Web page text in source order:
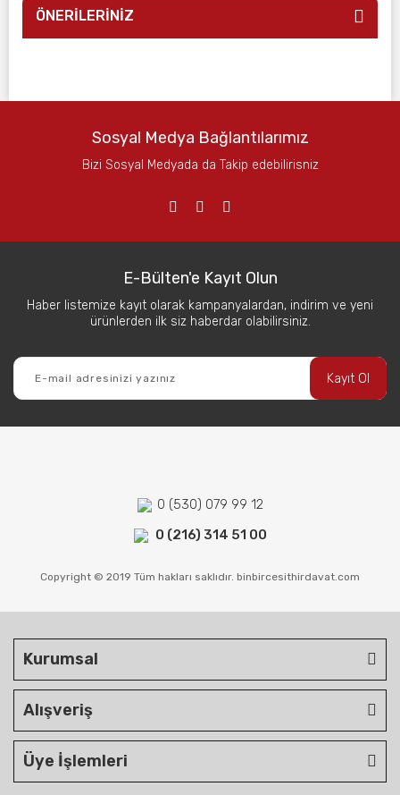
ÖNERİLERİNİZ
Sosyal Medya Bağlantılarımız
Bizi Sosyal Medyada da Takip edebilirisniz
E-Bülten'e Kayıt Olun
Haber listemize kayıt olarak kampanyalardan, indirim ve yeni
ürünlerden ilk siz haberdar olabilirsiniz.
Kayıt Ol
0 (530) 079 99 12
0 (216) 314 51 00
Copyright © 2019 Tüm hakları saklıdır. binbircesithirdavat.com
Kurumsal
Alışveriş
Üye İşlemleri